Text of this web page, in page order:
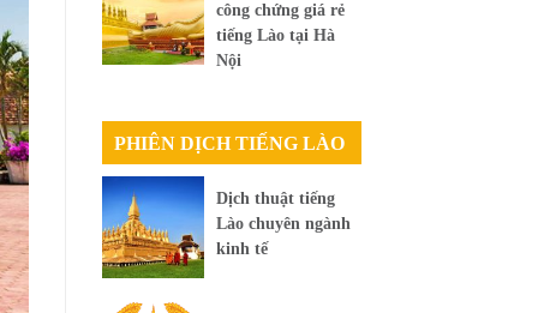
công chứng giá rẻ
tiếng Lào tại Hà
Nội
PHIÊN DỊCH TIẾNG LÀO
Dịch thuật tiếng
Lào chuyên ngành
kinh tế